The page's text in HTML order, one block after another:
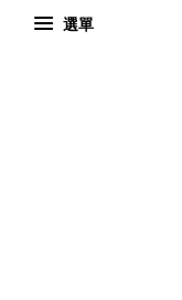
選單